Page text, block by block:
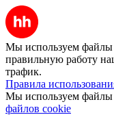
Мы используем файлы
правильную работу
трафик.
Правила
Мы используем файлы
файлов cookie